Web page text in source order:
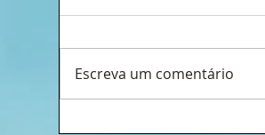
Escreva um comentário